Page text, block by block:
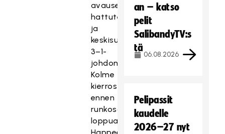
avauserässä
hattutempun
ja
keskisuomalaisille
3–1-
johdon.
Kolme
kierrosta
ennen
runkosarjan
loppua
an – katso
pelit
SalibandyTV:s
tä
06.08.2026
Pelipassit
kaudelle
2026–27 nyt